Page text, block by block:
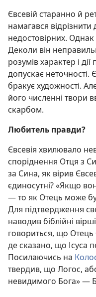
Євсевій старанно й
намагався відрізнити
недостовірних.
Деколи він
розумів характер і
допускає
бракує художності.
його численні твори
скарбом.
Любитель правди?
Євсевія хвилювало
споріднення Отця з
за Сина, як вірив
єдиносутні? «Якщо
— то як Отець може
Для підтвердження
наводив біблійні
говориться, що Отець
де сказано, що Ісуса
Посилаючись на
твердив, що Логос,
невидимого Бога» —